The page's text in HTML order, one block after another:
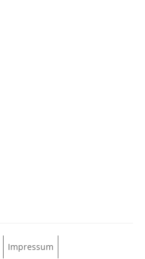
Impressum